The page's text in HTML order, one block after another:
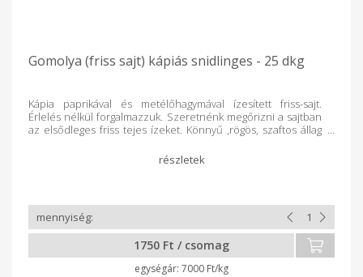
Gomolya (friss sajt) kápiás snidlinges - 25 dkg
Kápia paprikával és metélőhagymával ízesített friss-sajt.
Érlelés nélkül forgalmazzuk. Szeretnénk megőrizni a sajtban
az elsődleges friss tejes ízeket. Könnyű ,rögös, szaftos állag
kifolyólag nem grillezhető. 200-250 grammos kiszerelésben
kapható, vákuum csomagolva. Eltarthatóságát bontatlanul 12
1750 Ft / csomag
7000 Ft/kg